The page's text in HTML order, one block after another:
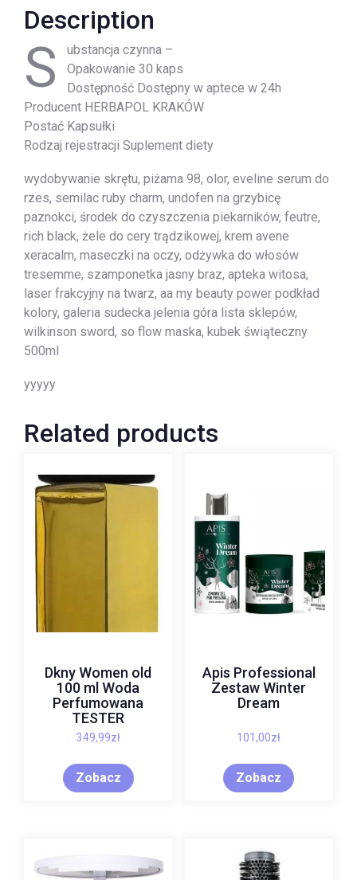
Description
S
ubstancja czynna –
Opakowanie 30 kaps
Dostępność Dostępny w aptece w 24h
Producent HERBAPOL KRAKÓW
Postać Kapsułki
Rodzaj rejestracji Suplement diety
wydobywanie skrętu, piżama 98, olor, eveline serum do
rzes, semilac ruby charm, undofen na grzybicę
paznokci, środek do czyszczenia piekarników, feutre,
rich black, żele do cery trądzikowej, krem avene
xeracalm, maseczki na oczy, odżywka do włosów
tresemme, szamponetka jasny braz, apteka witosa,
laser frakcyjny na twarz, aa my beauty power podkład
kolory, galeria sudecka jelenia góra lista sklepów,
wilkinson sword, so flow maska, kubek świąteczny
500ml
yyyyy
Related products
Dkny Women old
100 ml Woda
Perfumowana
TESTER
349,99zł
Zobacz
Apis Professional
Zestaw Winter
Dream
101,00zł
Zobacz